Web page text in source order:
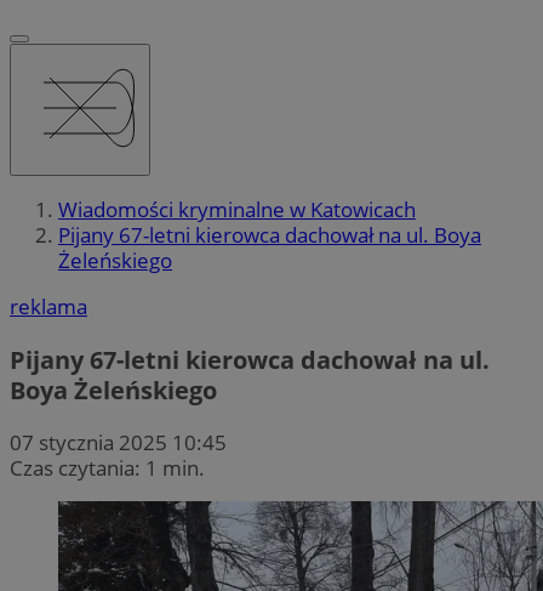
Wiadomości kryminalne w Katowicach
Pijany 67-letni kierowca dachował na ul. Boya
Żeleńskiego
reklama
Pijany 67-letni kierowca dachował na ul.
Boya Żeleńskiego
07 stycznia 2025 10:45
Czas czytania: 1 min.